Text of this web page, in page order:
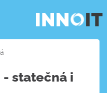
- statečná i